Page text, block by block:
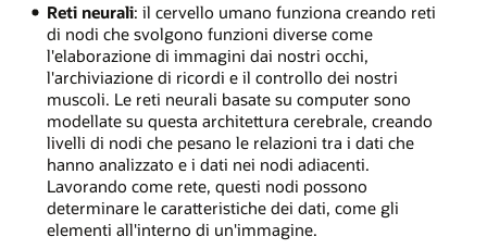
Reti neurali: il cervello umano funziona creando reti
di nodi che svolgono funzioni diverse come
l'elaborazione di immagini dai nostri occhi,
l'archiviazione di ricordi e il controllo dei nostri
muscoli. Le reti neurali basate su computer sono
modellate su questa architettura cerebrale, creando
livelli di nodi che pesano le relazioni tra i dati che
hanno analizzato e i dati nei nodi adiacenti.
Lavorando come rete, questi nodi possono
determinare le caratteristiche dei dati, come gli
elementi all'interno di un'immagine.